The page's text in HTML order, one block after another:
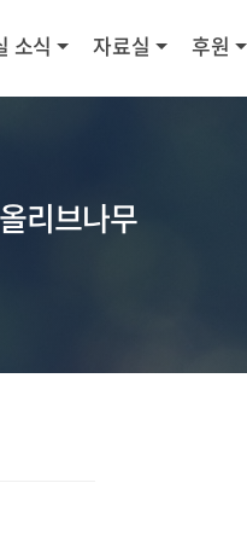
소식 자료실 후원
리브나무